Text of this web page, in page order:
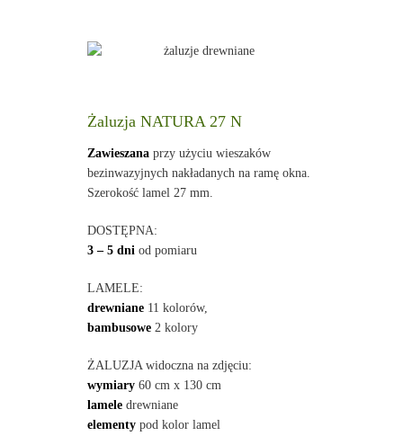
Żaluzja NATURA 27 N
Zawieszanaprzy użyciu wieszaków
bezinwazyjnych nakładanych na ramę okna.
Szerokość lamel 27 mm.
DOSTĘPNA:
3 – 5 dni od pomiaru
LAMELE:
drewniane11 kolorów,
bambusowe2 kolory
ŻALUZJA widoczna na zdjęciu:
wymiary60 cm x 130 cm
lameledrewniane
elementypod kolor lamel